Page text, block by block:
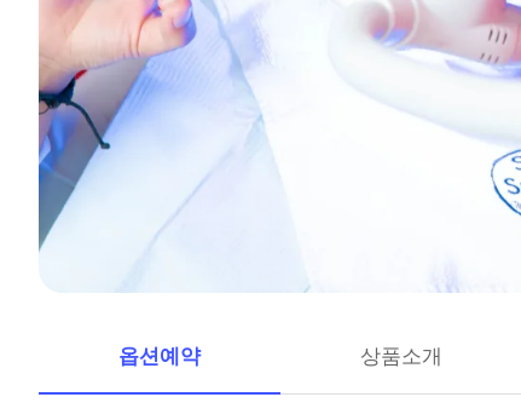
옵션예약 상품소개